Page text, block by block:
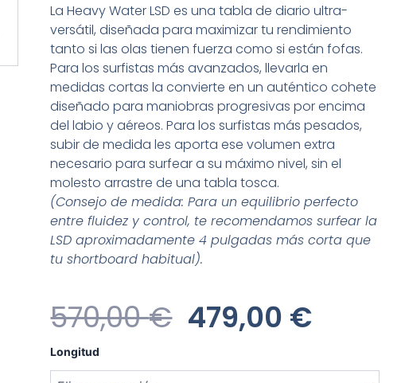
La Heavy Water LSD es una tabla de diario ultra-
versátil, diseñada para maximizar tu rendimiento
tanto si las olas tienen fuerza como si están fofas.
Para los surfistas más avanzados, llevarla en
medidas cortas la convierte en un auténtico cohete
diseñado para maniobras progresivas por encima
del labio y aéreos. Para los surfistas más pesados,
subir de medida les aporta ese volumen extra
necesario para surfear a su máximo nivel, sin el
molesto arrastre de una tabla tosca.
(Consejo de medida: Para un equilibrio perfecto
entre fluidez y control, te recomendamos surfear la
LSD aproximadamente 4 pulgadas más corta que
tu shortboard habitual).
570,00€ El
479,00 €El
Longitud
Heavy
Water